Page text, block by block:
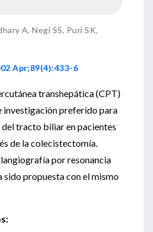
A, Negi SS, Puri SK,
Apr;89(4):433-6
transhepática (CPT)
investigación preferido para
tracto biliar en pacientes
de la colecistectomía.
por resonancia
sido propuesta con el mismo